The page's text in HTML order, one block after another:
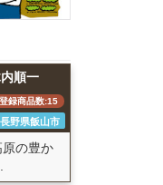
順一
登録商品数:15
野県飯山市
の豊か